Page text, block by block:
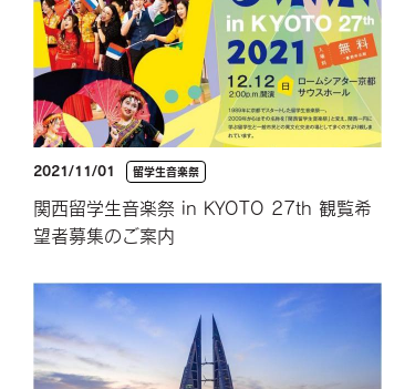
2021/11/01 留学生音楽祭
関西留学生音楽祭 in KYOTO 27th 観覧希
望者募集のご案内